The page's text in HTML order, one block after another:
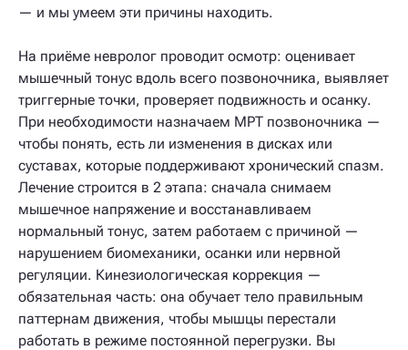
— и мы умеем эти причины находить.
На приёме невролог проводит осмотр: оценивает
мышечный тонус вдоль всего позвоночника, выявляет
триггерные точки, проверяет подвижность и осанку.
При необходимости назначаем МРТ позвоночника —
чтобы понять, есть ли изменения в дисках или
суставах, которые поддерживают хронический спазм.
Лечение строится в 2 этапа: сначала снимаем
мышечное напряжение и восстанавливаем
нормальный тонус, затем работаем с причиной —
нарушением биомеханики, осанки или нервной
регуляции. Кинезиологическая коррекция —
обязательная часть: она обучает тело правильным
паттернам движения, чтобы мышцы перестали
работать в режиме постоянной перегрузки. Вы